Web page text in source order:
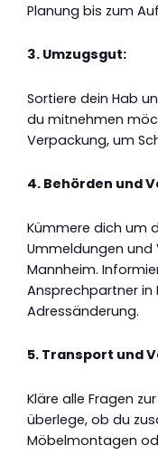
Planung bis zum
3. Umzugsgut:
Sortiere dein Hab
du mitnehmen
Verpackung, um
4. Behörden und
Kümmere dich um
Ummeldungen und
Mannheim.
Ansprechpartner in
Adressänderung.
5. Transport und
Kläre alle Fragen
überlege, ob du
Möbelmontagen